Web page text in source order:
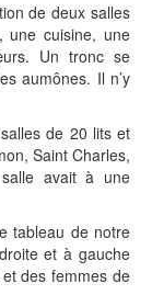
de deux salles
une cuisine, une
Un tronc se
aumônes. Il n’y
de 20 lits et
Saint Charles,
avait à une
tableau de notre
et à gauche
des femmes de